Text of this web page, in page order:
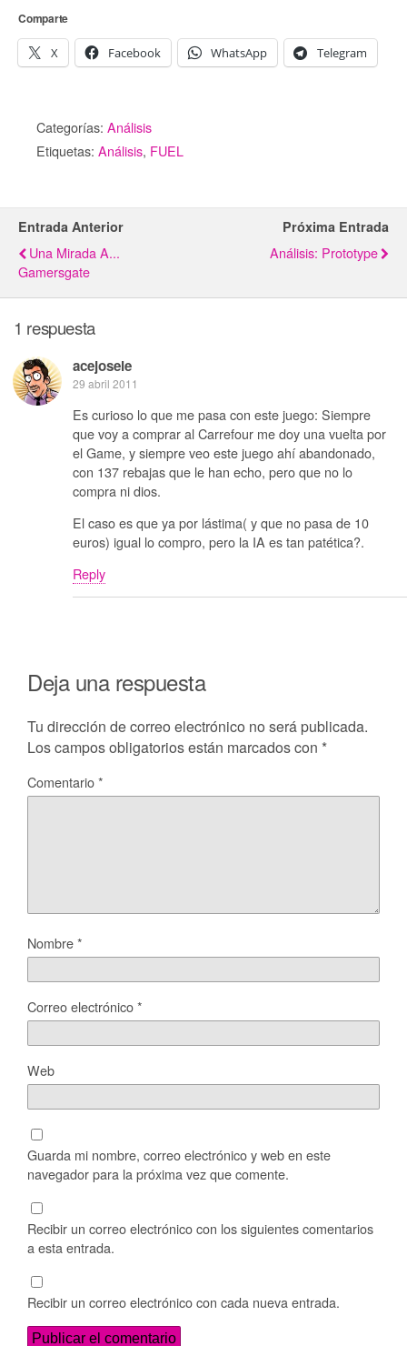
Comparte
X Facebook WhatsApp Telegram
Categorías: Análisis
Etiquetas: Análisis, FUEL
Entrada Anterior
Una Mirada A...
Gamersgate
Próxima Entrada
Análisis: Prototype
1 respuesta
acejosele
29 abril 2011
Es curioso lo que me pasa con este juego: Siempre
que voy a comprar al Carrefour me doy una vuelta por
el Game, y siempre veo este juego ahí abandonado,
con 137 rebajas que le han echo, pero que no lo
compra ni dios.
El caso es que ya por lástima( y que no pasa de 10
euros) igual lo compro, pero la IA es tan patética?.
Reply
Deja una respuesta
Tu dirección de correo electrónico no será publicada.
Los campos obligatorios están marcados con *
Comentario*
Nombre*
Correo electrónico*
Web
Guarda mi nombre, correo electrónico y web en este
navegador para la próxima vez que comente.
Recibir un correo electrónico con los siguientes comentarios
a esta entrada.
Recibir un correo electrónico con cada nueva entrada.